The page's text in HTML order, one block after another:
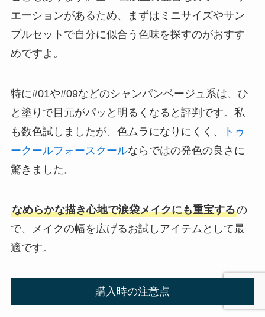
エーションがあるため、まずはミニサイズやサン
プルセットで自分に似合う色味を探すのがおすす
めですよ。
特に#01や#09などのシャンパンベージュ系は、ひ
と塗りで目元がパッと明るくなると評判です。私
も数色試しましたが、色ムラになりにくく、
トゥ
ークールフォースクールならではの発色の良さに
驚きました。
なめらかな描き心地で涙袋メイクにも重宝するの
で、メイクの幅を広げるお試しアイテムとして最
適です。
購入時の注意点